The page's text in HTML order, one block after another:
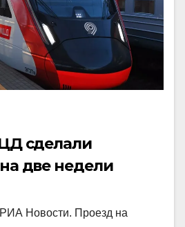
сделали
две недели
Новости. Проезд на